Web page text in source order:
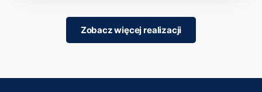
Zobacz więcej realizacji